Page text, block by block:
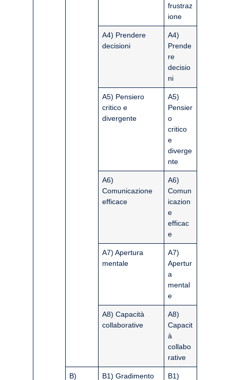
frustraz
ione
A4) Prendere
decisioni
A4)
Prende
re
decisio
ni
A5) Pensiero
critico e
divergente
A5)
Pensier
o
critico
e
diverge
nte
A6)
Comunicazione
efficace
A6)
Comun
icazion
e
efficac
e
A7) Apertura
mentale
A7)
Apertur
a
mental
e
A8) Capacità
collaborative
A8)
Capacit
à
collabo
rative
B) B1) Gradimento B1)